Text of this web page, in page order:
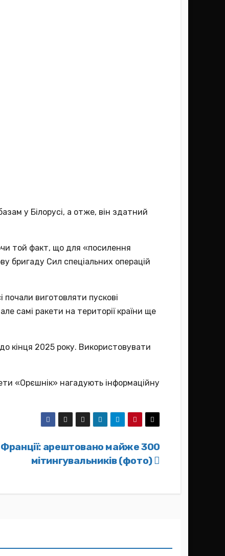
у Білорусі, а отже, він здатний
той факт, що для «посилення
бригаду Сил спеціальних операцій
виготовляти пускові
самі ракети на території країни ще
кінця 2025 року. Використовувати
«Орєшнік» нагадують інформаційну
арештовано майже 300
мітингувальників (фото)